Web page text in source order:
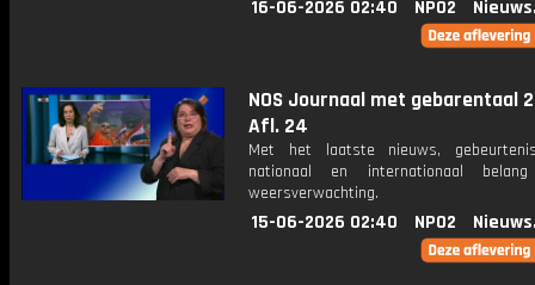
16-06-2026 02:40 NPO2
NOS Journaal met gebarentaal
Afl. 24
Met het laatste nieuws,
nationaal en internationaal
weersverwachting.
15-06-2026 02:40 NPO2